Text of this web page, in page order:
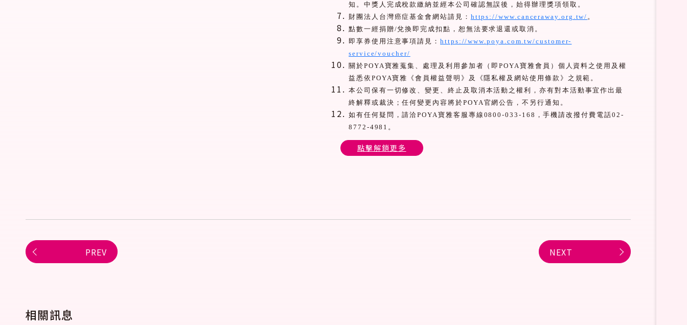
知。中獎人完成稅款繳納並經本公司確認無誤後，始得辦理獎項領取。
財團法人台灣癌症基金會網站請見： https://www.canceraway.org.tw/ 。
點數一經捐贈/兌換即完成扣點，恕無法要求退還或取消。
即享券使用注意事項請見：https://www.poya.com.tw/customer-
service/voucher/
關於POYA寶雅蒐集、處理及利用參加者（即POYA寶雅會員）個人資料之使用及權
益悉依 POYA寶雅《會員權益聲明》及《隱私權及網站使用條款》之規範。
本公司保有一切修改、變更、終止及取消本活動之權利，亦有對本活動事宜作出最
終解釋或裁決；任何變更內容將於POYA官網公告，不另行通知。
如有任何疑問，請洽POYA寶雅客服專線 0800-033-168 ，手機請改撥付費電話02-
8772-4981 。
點擊解鎖更多
PREV NEXT
相關訊息